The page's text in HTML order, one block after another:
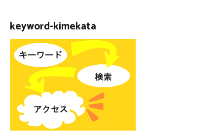
keyword-kimekata